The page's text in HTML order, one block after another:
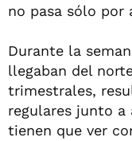
no pasa sólo por
Durante la
llegaban del
trimestrales,
regulares junto a
tienen que ver